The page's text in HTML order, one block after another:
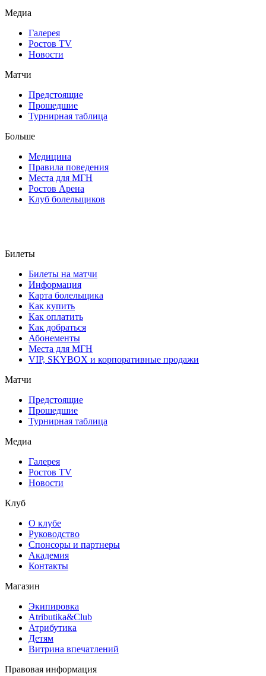
Медиа
Галерея
Ростов TV
Новости
Матчи
Предстоящие
Прошедшие
Турнирная таблица
Больше
Медицина
Правила поведения
Места для МГН
Ростов Арена
Клуб болельщиков
Билеты
Билеты на матчи
Информация
Карта болельщика
Как купить
Как оплатить
Как добраться
Абонементы
Места для МГН
VIP, SKYBOX и корпоративные продажи
Матчи
Предстоящие
Прошедшие
Турнирная таблица
Медиа
Галерея
Ростов TV
Новости
Клуб
О клубе
Руководство
Спонсоры и партнеры
Академия
Контакты
Магазин
Экипировка
Atributika&Club
Атрибутика
Детям
Витрина впечатлений
Правовая информация